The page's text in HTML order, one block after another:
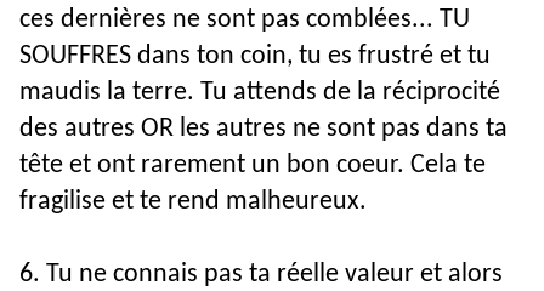
ces dernières ne sont pas comblées... TU
SOUFFRES dans ton coin, tu es frustré et tu
maudis la terre. Tu attends de la réciprocité
des autres OR les autres ne sont pas dans ta
tête et ont rarement un bon coeur. Cela te
fragilise et te rend malheureux.
6. Tu ne connais pas ta réelle valeur et alors